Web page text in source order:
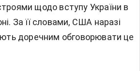
щодо вступу України в
За її словами, США наразі
доречним обговорювати це